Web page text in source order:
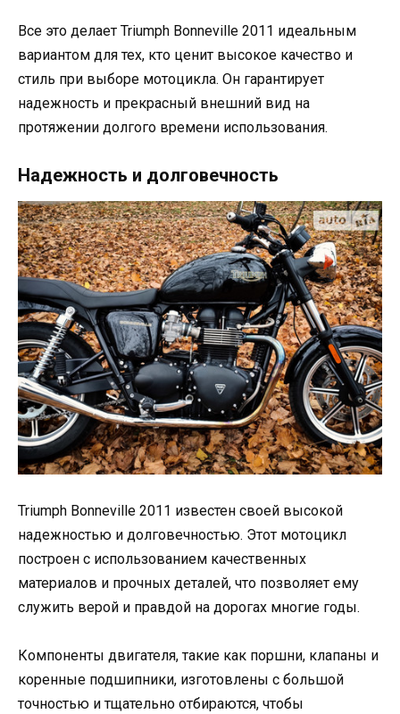
Все это делает Triumph Bonneville 2011 идеальным
вариантом для тех, кто ценит высокое качество и
стиль при выборе мотоцикла. Он гарантирует
надежность и прекрасный внешний вид на
протяжении долгого времени использования.
Надежность и долговечность
Triumph Bonneville 2011 известен своей высокой
надежностью и долговечностью. Этот мотоцикл
построен с использованием качественных
материалов и прочных деталей, что позволяет ему
служить верой и правдой на дорогах многие годы.
Компоненты двигателя, такие как поршни, клапаны и
коренные подшипники, изготовлены с большой
точностью и тщательно отбираются, чтобы